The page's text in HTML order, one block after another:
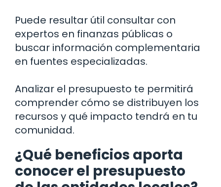
Puede resultar útil consultar con
expertos en finanzas públicas o
buscar información complementaria
en fuentes especializadas.
Analizar el presupuesto te permitirá
comprender cómo se distribuyen los
recursos y qué impacto tendrá en tu
comunidad.
¿Qué beneficios aporta
conocer el presupuesto